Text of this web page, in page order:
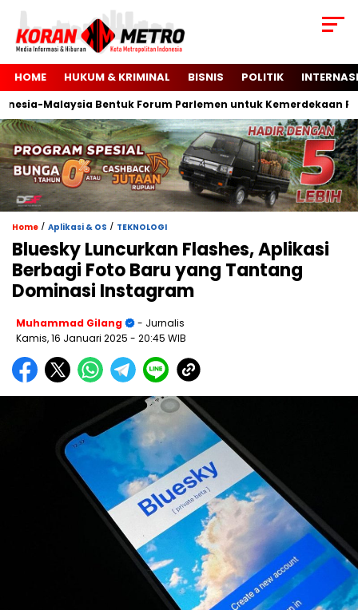
HOME HUKUM & KRIMINAL BISNIS POLITIK
Malaysia Bentuk Forum Parlemen untuk Kemerdekaan
Home / Aplikasi & OS / TEKNOLOGI
Bluesky Luncurkan Flashes, Aplikasi
Berbagi Foto Baru yang Tantang
Dominasi Instagram
Muhammad Gilang
- Jurnalis
Kamis, 16 Januari 2025 - 20:45 WIB